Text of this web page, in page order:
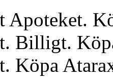
Apoteket.
Billigt.
Köpa